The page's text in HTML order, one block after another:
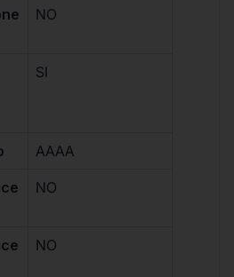
NO
SI
AAAA
NO
NO